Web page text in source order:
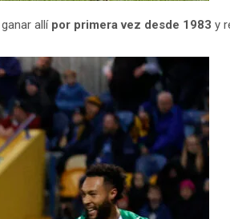
allípor primera vez desde 1983 y